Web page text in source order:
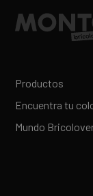
Ladrillos
Productos
Encuentra tu
Mundo